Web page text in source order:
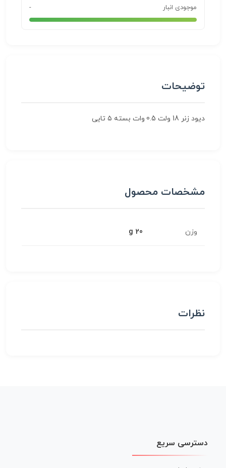
موجودی انبار -
توضیحات
دیود زنر 18 ولت 0.5 وات بسته ۵ تایی
مشخصات محصول
وزن 20 g
نظرات
دسترسی سریع